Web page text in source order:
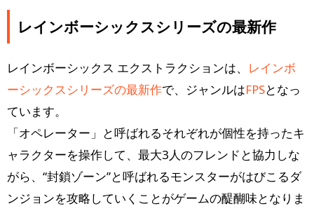
レインボーシックスシリーズの最新作
レインボーシックス エクストラクションは、 レインボ
ーシックスシリーズの最新作で、ジャンルはFPSとなっ
ています。
「オペレーター」と呼ばれるそれぞれが個性を持ったキ
ャラクターを操作して、最大3人のフレンドと協力しな
がら、“封鎖ゾーン”と呼ばれるモンスターがはびこるダ
ンジョンを攻略していくことがゲームの醍醐味となりま